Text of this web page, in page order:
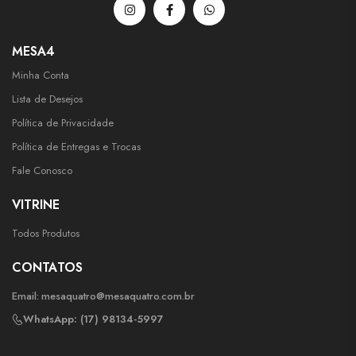
MESA4
Minha Conta
Lista de Desejos
Política de Privacidade
Política de Entregas e Trocas
Fale Conosco
VITRINE
Todos Produtos
CONTATOS
Email: mesaquatro@mesaquatro.com.br
WhatsApp: (17) 98134-5997